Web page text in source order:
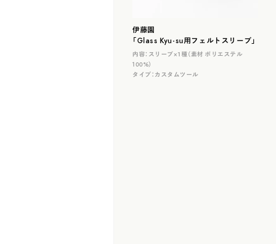
伊藤園
「Glass Kyu-su用フェルトスリーブ」
内容： スリーブ×１種（素材 ポリエステル
100%）
タイプ： カスタムツール